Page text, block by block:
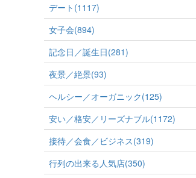
デート(1117)
女子会(894)
記念日／誕生日(281)
夜景／絶景(93)
ヘルシー／オーガニック(125)
安い／格安／リーズナブル(1172)
接待／会食／ビジネス(319)
行列の出来る人気店(350)